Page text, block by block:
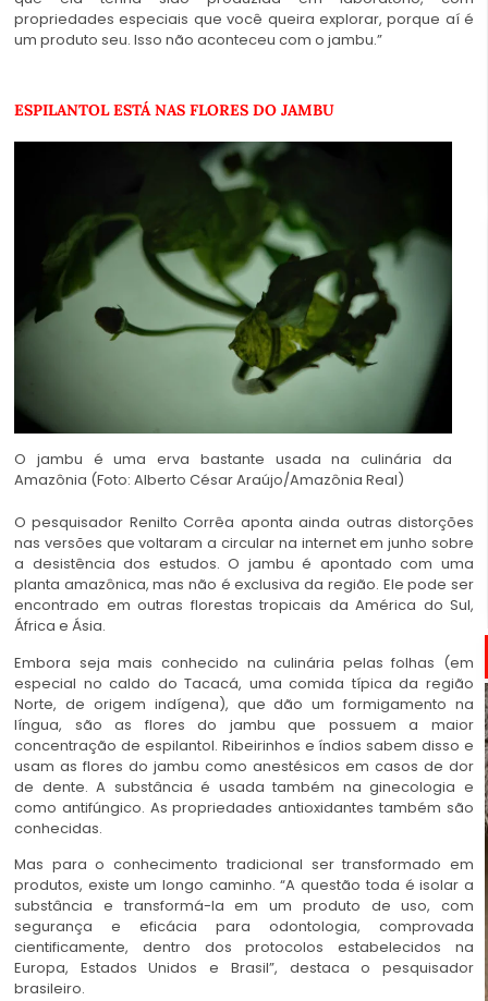
propriedades especiais que você queira explorar, porque aí é
um produto seu. Isso não aconteceu com o jambu.”
ESPILANTOL ESTÁ NAS FLORES DO JAMBU
O jambu é uma erva bastante usada na culinária da
Amazônia (Foto: Alberto César Araújo/Amazônia Real)
O pesquisador Renilto Corrêa aponta ainda outras distorções
nas versões que voltaram a circular na internet em junho sobre
a desistência dos estudos. O jambu é apontado com uma
planta amazônica, mas não é exclusiva da região. Ele pode ser
encontrado em outras florestas tropicais da América do Sul,
África e Ásia.
Embora seja mais conhecido na culinária pelas folhas (em
especial no caldo do Tacacá, uma comida típica da região
Norte, de origem indígena), que dão um formigamento na
língua, são as flores do jambu que possuem a maior
concentração de espilantol. Ribeirinhos e índios sabem disso e
usam as flores do jambu como anestésicos em casos de dor
de dente. A substância é usada também na ginecologia e
como antifúngico. As propriedades antioxidantes também são
conhecidas.
Mas para o conhecimento tradicional ser transformado em
produtos, existe um longo caminho. “A questão toda é isolar a
substância e transformá-la em um produto de uso, com
segurança e eficácia para odontologia, comprovada
cientificamente, dentro dos protocolos estabelecidos na
Europa, Estados Unidos e Brasil”, destaca o pesquisador
brasileiro.